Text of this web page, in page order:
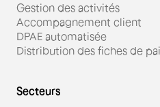
Gestion des activités
Accompagnement client
DPAE automatisée
Distribution des fiches de
Secteurs